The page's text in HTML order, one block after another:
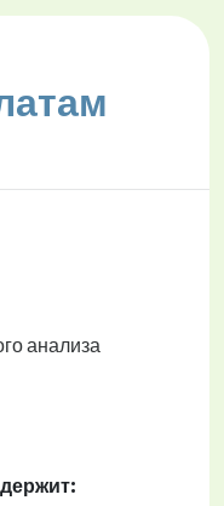
анализа